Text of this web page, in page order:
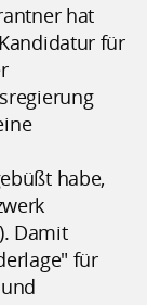
hat
für
habe,
Damit
für